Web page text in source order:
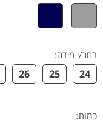
בחר/י מידה:
24
25
26
כמות: